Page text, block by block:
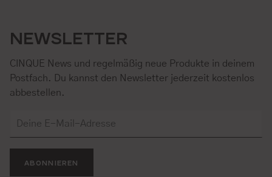
NEWSLETTER
CINQUE News und regelmäßig neue Produkte in deinem
Postfach. Du kannst den Newsletter jederzeit kostenlos
abbestellen.
ABONNIEREN